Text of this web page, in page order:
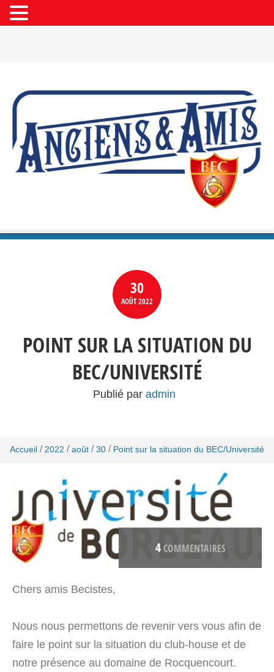
30
AOÛT2022
POINT SUR LA SITUATION DU
BEC/UNIVERSITÉ
Publié par admin
Accueil / 2022 / août / 30 / Point sur la situation du BEC/Université
4COMMENTAIRES
Chers amis Becistes,
Nous nous permettons de revenir vers vous afin de
faire le point sur la situation du club-house et de
notre présence au domaine de Rocquencourt.